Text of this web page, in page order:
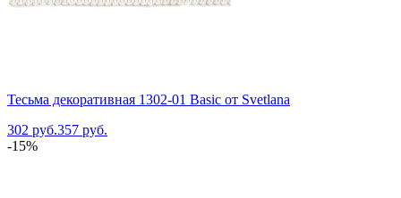
Тесьма декоративная 1302-01 Basic от Svetlana
302 руб.357 руб.
-15%